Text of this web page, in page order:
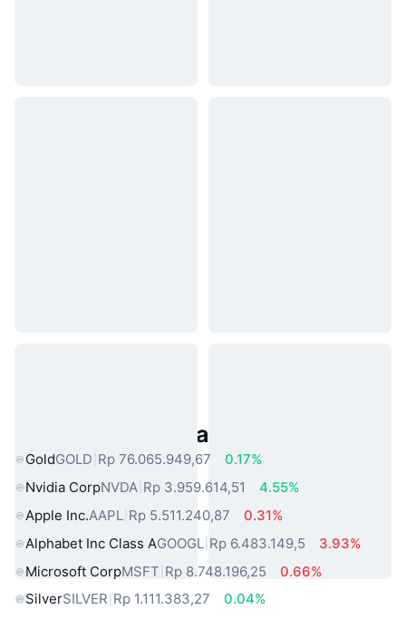
Aset Dunia Nyata Populer
GoldGOLD Rp 76.065.949,67
0.17%
Nvidia CorpNVDA Rp 3.959.614,51
4.55%
Apple Inc.AAPL Rp 5.511.240,87
0.31%
Alphabet Inc Class AGOOGL Rp 6.483.149,5
3.93%
Microsoft CorpMSFT Rp 8.748.196,25
0.66%
SilverSILVER Rp 1.111.383,27
0.04%